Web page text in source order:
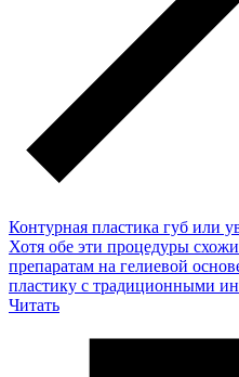
Контурная пластика губ или
Хотя обе эти процедуры
препаратам на гелиевой
пластику с традиционными
Читать